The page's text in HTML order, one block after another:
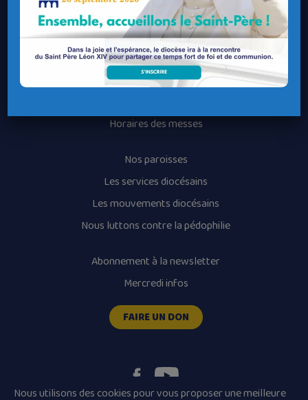
Contacter le Diocèse
Contacter ma Paroisse
Contacter un service
Contacter une permanence
Horaires des messes
Nos paroisses
Les services diocésains
Les mouvements diocésains
Nous luttons contre la pédophilie
Abonnement à la newsletter
Mercredi infos
FAIRE UN DON
Nous utilisons des cookies pour vous proposer une meilleure